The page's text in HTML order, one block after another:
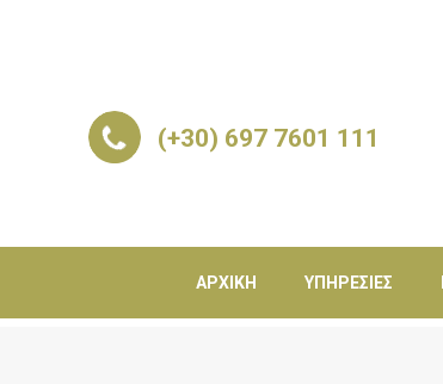
(+30) 697 7601 111
ΑΡΧΙΚΉ ΥΠΗΡΕΣΊΕΣ